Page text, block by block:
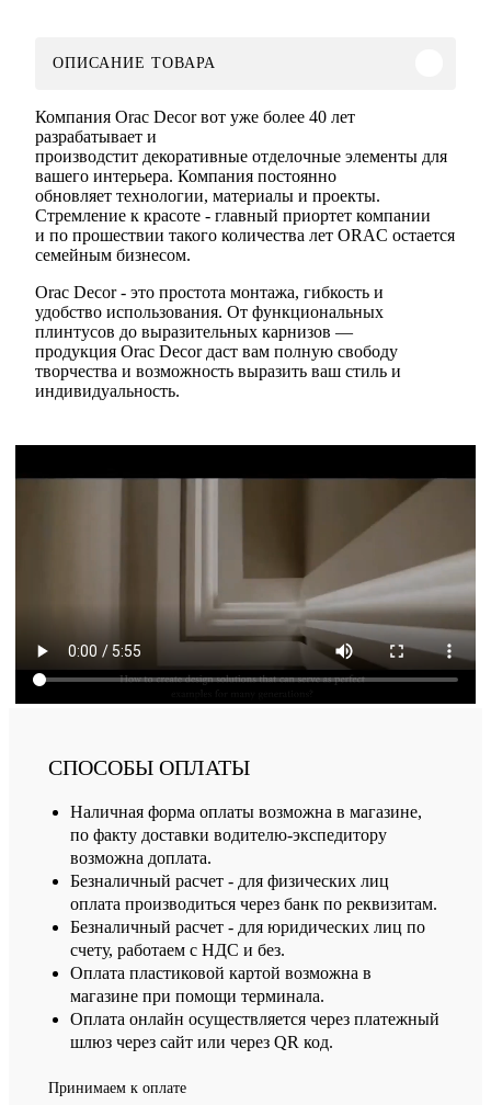
ОПИСАНИЕ ТОВАРА
Компания Orac Decor вот уже более 40 лет
разрабатывает и
производстит декоративные отделочные элементы для
вашего интерьера. Компания постоянно
обновляет технологии, материалы и проекты.
Стремление к красоте - главный приортет компании
и по прошествии такого количества лет ORAC остается
семейным бизнесом.
Orac Decor - это простота монтажа, гибкость и
удобство использования. От функциональных
плинтусов до выразительных карнизов —
продукция Orac Decor даст вам полную свободу
творчества и возможность выразить ваш стиль и
индивидуальность.
СПОСОБЫ ОПЛАТЫ
Наличная форма оплаты возможна в магазине,
по факту доставки водителю-экспедитору
возможна доплата.
Безналичный расчет - для физических лиц
оплата производиться через банк по реквизитам.
Безналичный расчет - для юридических лиц по
счету, работаем с НДС и без.
Оплата пластиковой картой возможна в
магазине при помощи терминала.
Оплата онлайн осуществляется через платежный
шлюз через сайт или через QR код.
Принимаем к оплате